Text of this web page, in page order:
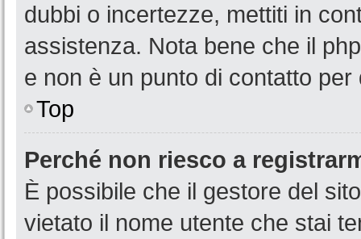
dubbi o incertezze, mettiti in
assistenza. Nota bene che il
e non è un punto di contatto
Top
Perché non riesco a
È possibile che il gestore del
vietato il nome utente che stai